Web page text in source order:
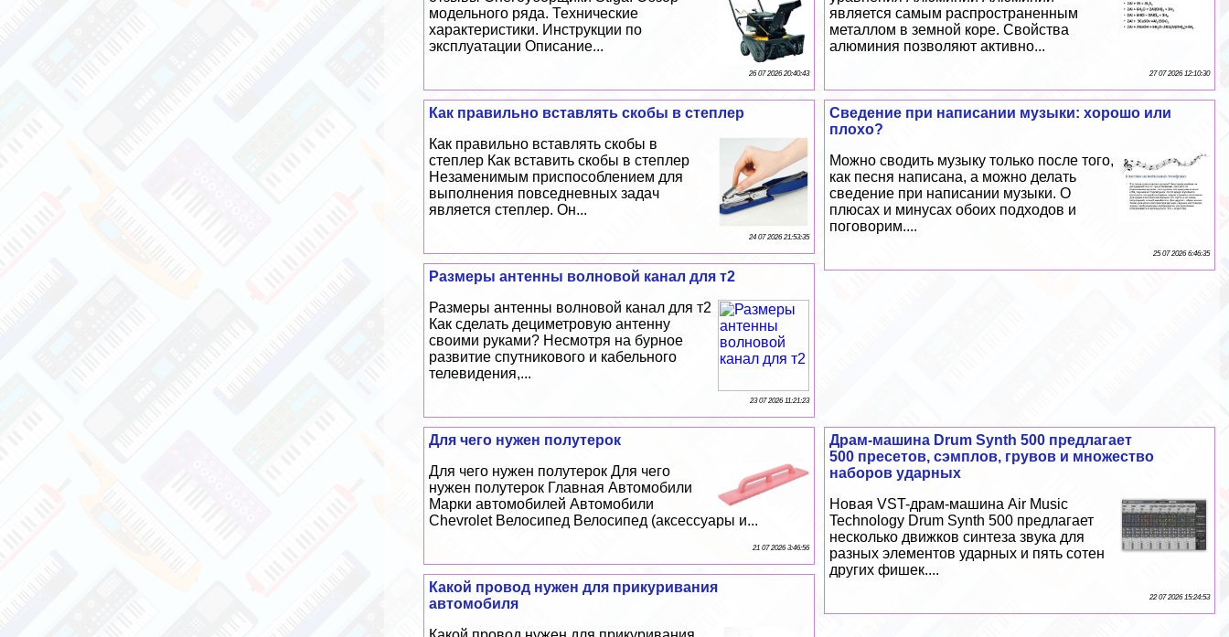
является самым распространенным
металлом в земной коре. Свойства
алюминия позволяют активно...
27 07 2026 12:10:30
модельного ряда. Технические
хаpaктеристики. Инструкции по
эксплуатации Описание...
26 07 2026 20:40:43
Сведение при написании музыки: хорошо или
плохо?
Можно сводить музыку только после того,
как песня написана, а можно делать
сведение при написании музыки. О
плюсах и минусах обоих подходов и
поговорим....
25 07 2026 6:46:35
Как правильно вставлять скобы в степлер
Как правильно вставлять скобы в
степлер Как вставить скобы в степлер
Незаменимым приспособлением для
выполнения повседневных задач
является степлер. Он...
24 07 2026 21:53:35
Размеры антенны волновой канал для т2
Размеры антенны волновой канал для т2
Как сделать дециметровую антенну
своими руками? Несмотря на бурное
развитие спутникового и кабельного
телевидения,...
23 07 2026 11:21:23
Драм-машина Drum Synth 500 предлагает
500 пресетов, сэмплов, грувов и множество
наборов ударных
Новая VST-драм-машина Air Music
Technology Drum Synth 500 предлагает
несколько движков синтеза звука для
разных элементов ударных и пять сотен
других фишек....
22 07 2026 15:24:53
Для чего нужен полутерок
Для чего нужен полутерок Для чего
нужен полутерок Главная Автомобили
Марки автомобилей Автомобили
Chevrolet Велосипед Велосипед (аксессуары и...
21 07 2026 3:46:56
Какой провод нужен для прикуривания
автомобиля